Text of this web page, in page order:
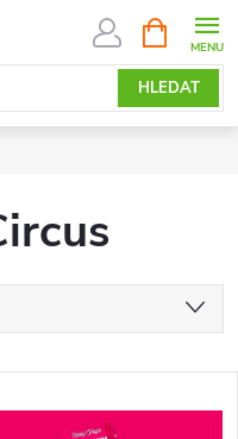
HLEDAT
NÁKUPNÍ
KOŠÍK